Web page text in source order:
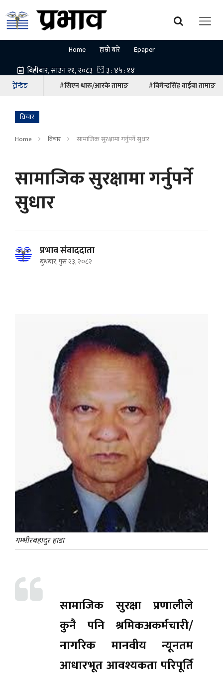
Home हाम्रो बारे Epaper
ट्रेन्डिङ #सिएन थारु/आरके तामाङ #बिगेन्द्रसिंह वाईबा तामाङ
विचार
Home विचार सामाजिक सुरक्षामा गर्नुपर्ने सुधार
सामाजिक सुरक्षामा गर्नुपर्ने
सुधार
प्रभाव संवाददाता
बुधबार, पुस २३, २०८२
गम्भीरबहादुर हाडा
सामाजिक सुरक्षा प्रणालीले
कुनै पनि श्रमिकअकर्मचारी/
नागरिक मानवीय न्यूनतम
आधारभूत आवश्यकता परिपूर्ति